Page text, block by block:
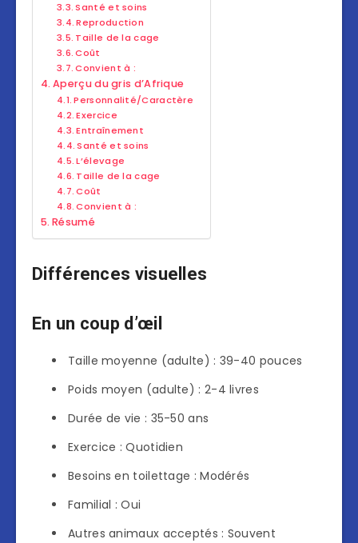
Santé et soins
Reproduction
Taille de la cage
Coût
Convient à :
Aperçu du gris d’Afrique
Personnalité/Caractère
Exercice
Entraînement
Santé et soins
L’élevage
Taille de la cage
Coût
Convient à :
Résumé
Différences visuelles
En un coup d’œil
Taille moyenne (adulte) : 39-40 pouces
Poids moyen (adulte) : 2-4 livres
Durée de vie : 35-50 ans
Exercice : Quotidien
Besoins en toilettage : Modérés
Familial : Oui
Autres animaux acceptés : Souvent